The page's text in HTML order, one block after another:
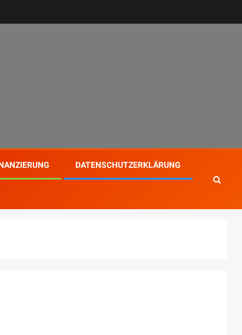
DATENSCHUTZERKLÄRUNG